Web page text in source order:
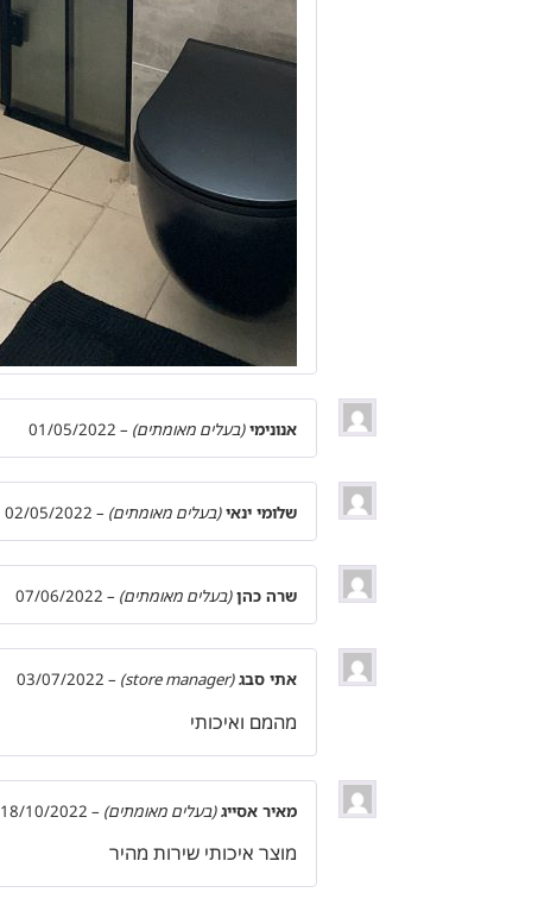
אנונימי(בעלים מאומתים) –
01/05/2022
שלומי ינאי(בעלים מאומתים) –
02/05/2022
שרה כהן(בעלים מאומתים) –
07/06/2022
אתי סבג(store manager)
–
03/07/2022
מהמם ואיכותי
מאיר אסייג(בעלים מאומתים) –
18/10/2022
מוצר איכותי שירות מהיר